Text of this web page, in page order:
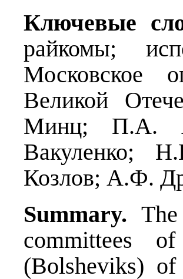
Ключевые
райкомы;
Московское
Великой
Минц; П.А.
Вакуленко;
Козлов; А.Ф.
Summary.
committees
(Bolsheviks)